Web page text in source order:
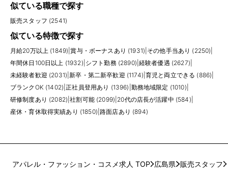
似ている職種で探す
販売スタッフ (2541)
似ている特徴で探す
月給20万以上 (1849) |賞与・ボーナスあり (1931) その他手当あり (2250)
年間休日100日以上 (1932) シフト勤務 (2890) 経験者優遇 (2627)
未経験者歓迎 (2031) |新卒・第二新卒歓迎 (1174) 育児と両立できる (886)
ブランクOK (1402) |正社員登用あり (1396) 勤務地域限定 (1010)
研修制度あり (2082) |社割可能 (2099) 20代の店長が活躍中 (584)
産休・育休取得実績あり (1850) |路面店あり (894)
アパレル・ファッション・コスメ求人 TOP 広島県 販売スタッフ